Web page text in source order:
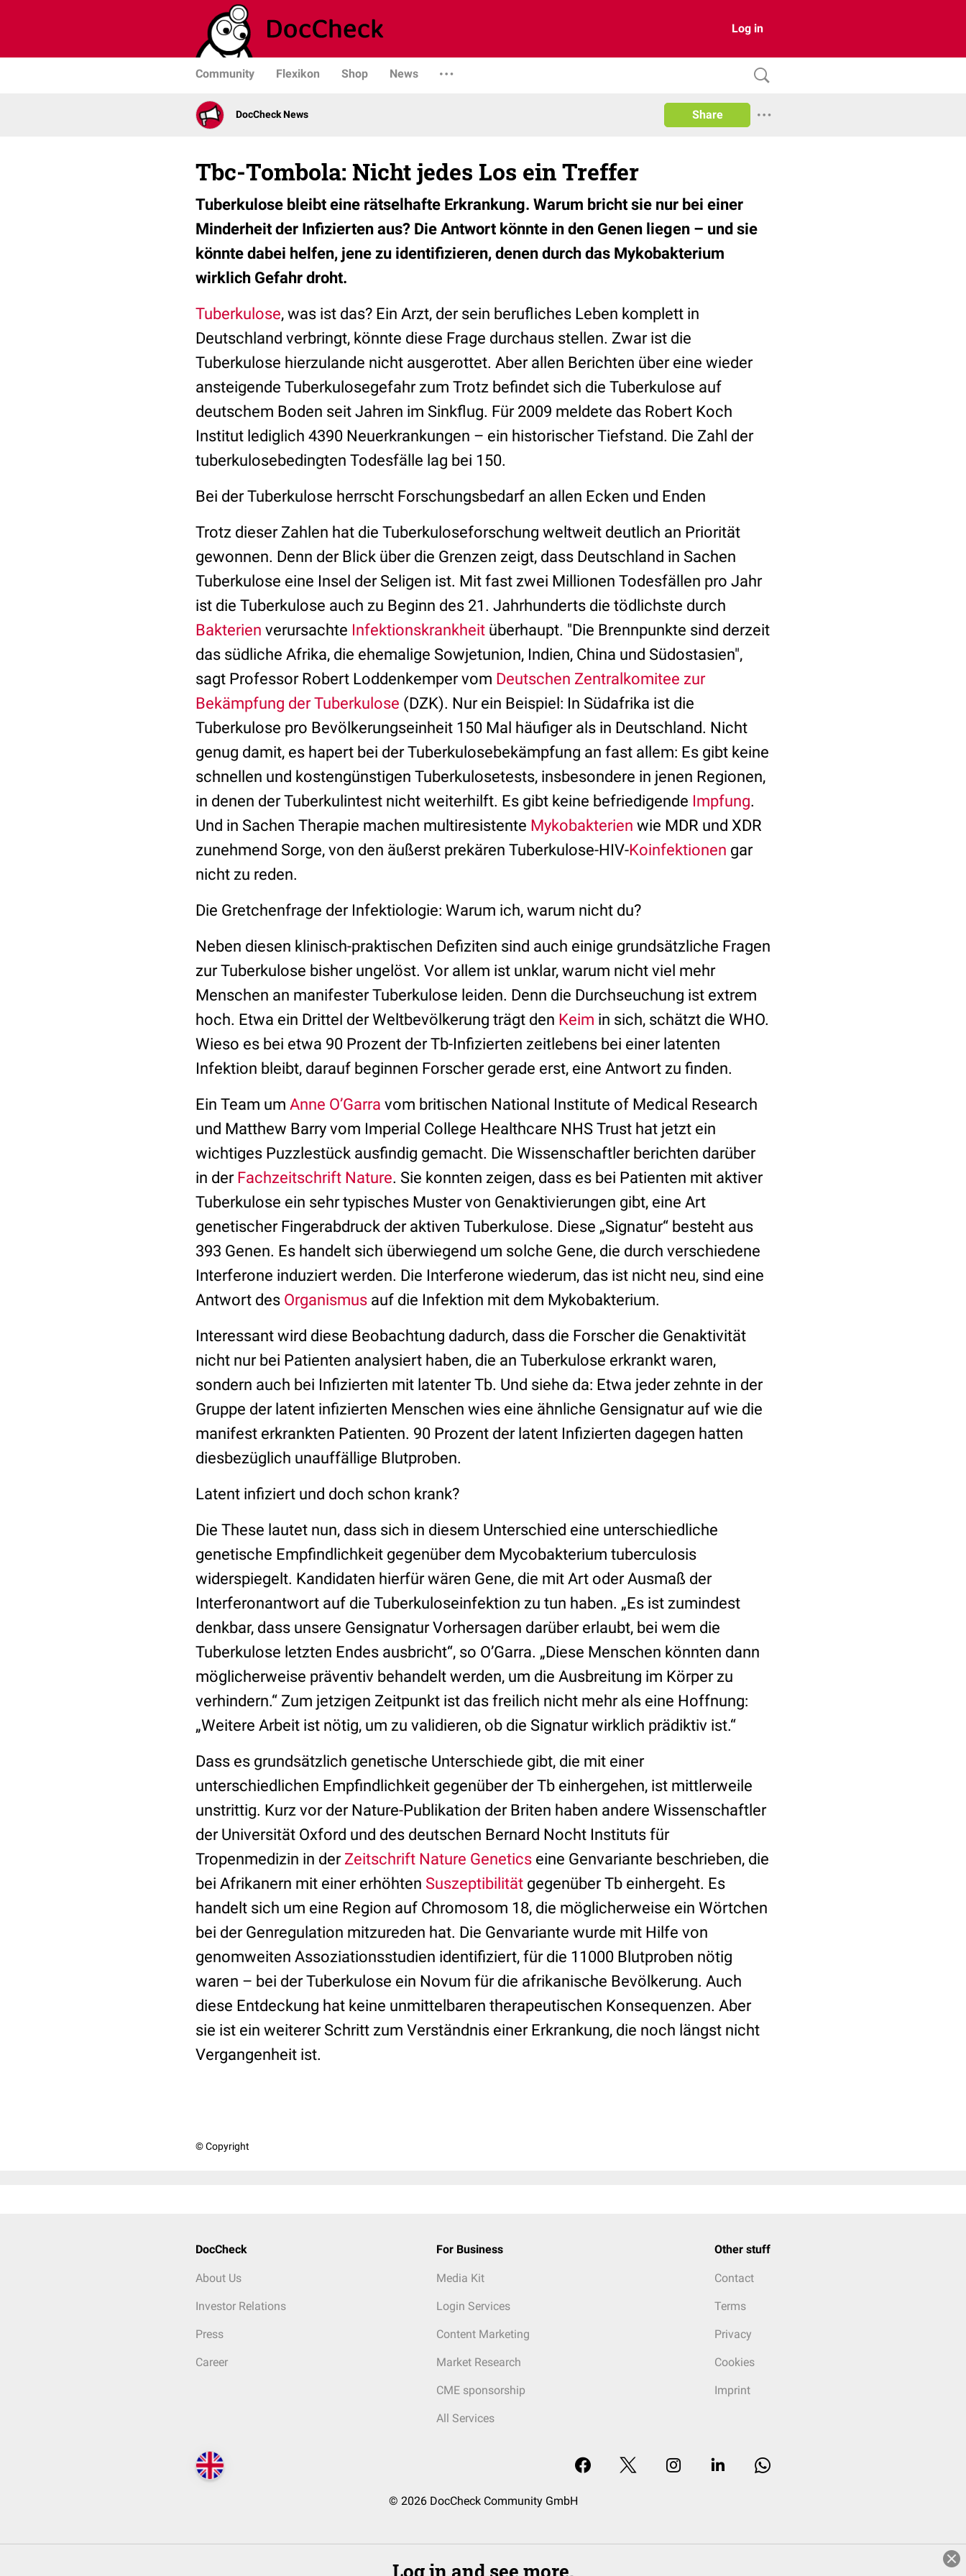
Log in
Community Flexikon Shop News
DocCheck News Share
Tbc-Tombola: Nicht jedes Los ein Treffer
Tuberkulose bleibt eine rätselhafte Erkrankung. Warum bricht sie nur bei einer
Minderheit der Infizierten aus? Die Antwort könnte in den Genen liegen – und sie
könnte dabei helfen, jene zu identifizieren, denen durch das Mykobakterium
wirklich Gefahr droht.
Tuberkulose, was ist das? Ein Arzt, der sein berufliches Leben komplett in
Deutschland verbringt, könnte diese Frage durchaus stellen. Zwar ist die
Tuberkulose hierzulande nicht ausgerottet. Aber allen Berichten über eine wieder
ansteigende Tuberkulosegefahr zum Trotz befindet sich die Tuberkulose auf
deutschem Boden seit Jahren im Sinkflug. Für 2009 meldete das Robert Koch
Institut lediglich 4390 Neuerkrankungen – ein historischer Tiefstand. Die Zahl der
tuberkulosebedingten Todesfälle lag bei 150.
Bei der Tuberkulose herrscht Forschungsbedarf an allen Ecken und Enden
Trotz dieser Zahlen hat die Tuberkuloseforschung weltweit deutlich an Priorität
gewonnen. Denn der Blick über die Grenzen zeigt, dass Deutschland in Sachen
Tuberkulose eine Insel der Seligen ist. Mit fast zwei Millionen Todesfällen pro Jahr
ist die Tuberkulose auch zu Beginn des 21. Jahrhunderts die tödlichste durch
Bakterien verursachte Infektionskrankheit überhaupt. "Die Brennpunkte sind derzeit
das südliche Afrika, die ehemalige Sowjetunion, Indien, China und Südostasien",
sagt Professor Robert Loddenkemper vom Deutschen Zentralkomitee zur
Bekämpfung der Tuberkulose (DZK). Nur ein Beispiel: In Südafrika ist die
Tuberkulose pro Bevölkerungseinheit 150 Mal häufiger als in Deutschland. Nicht
genug damit, es hapert bei der Tuberkulosebekämpfung an fast allem: Es gibt keine
schnellen und kostengünstigen Tuberkulosetests, insbesondere in jenen Regionen,
in denen der Tuberkulintest nicht weiterhilft. Es gibt keine befriedigende Impfung.
Und in Sachen Therapie machen multiresistente Mykobakterien wie MDR und XDR
zunehmend Sorge, von den äußerst prekären Tuberkulose-HIV-Koinfektionen gar
nicht zu reden.
Die Gretchenfrage der Infektiologie: Warum ich, warum nicht du?
Neben diesen klinisch-praktischen Defiziten sind auch einige grundsätzliche Fragen
zur Tuberkulose bisher ungelöst. Vor allem ist unklar, warum nicht viel mehr
Menschen an manifester Tuberkulose leiden. Denn die Durchseuchung ist extrem
hoch. Etwa ein Drittel der Weltbevölkerung trägt den Keim in sich, schätzt die WHO.
Wieso es bei etwa 90 Prozent der Tb-Infizierten zeitlebens bei einer latenten
Infektion bleibt, darauf beginnen Forscher gerade erst, eine Antwort zu finden.
Ein Team um Anne O’Garra vom britischen National Institute of Medical Research
und Matthew Barry vom Imperial College Healthcare NHS Trust hat jetzt ein
wichtiges Puzzlestück ausfindig gemacht. Die Wissenschaftler berichten darüber
in der Fachzeitschrift Nature. Sie konnten zeigen, dass es bei Patienten mit aktiver
Tuberkulose ein sehr typisches Muster von Genaktivierungen gibt, eine Art
genetischer Fingerabdruck der aktiven Tuberkulose. Diese „Signatur“ besteht aus
393 Genen. Es handelt sich überwiegend um solche Gene, die durch verschiedene
Interferone induziert werden. Die Interferone wiederum, das ist nicht neu, sind eine
Antwort des Organismus auf die Infektion mit dem Mykobakterium.
Interessant wird diese Beobachtung dadurch, dass die Forscher die Genaktivität
nicht nur bei Patienten analysiert haben, die an Tuberkulose erkrankt waren,
sondern auch bei Infizierten mit latenter Tb. Und siehe da: Etwa jeder zehnte in der
Gruppe der latent infizierten Menschen wies eine ähnliche Gensignatur auf wie die
manifest erkrankten Patienten. 90 Prozent der latent Infizierten dagegen hatten
diesbezüglich unauffällige Blutproben.
Latent infiziert und doch schon krank?
Die These lautet nun, dass sich in diesem Unterschied eine unterschiedliche
genetische Empfindlichkeit gegenüber dem Mycobakterium tuberculosis
widerspiegelt. Kandidaten hierfür wären Gene, die mit Art oder Ausmaß der
Interferonantwort auf die Tuberkuloseinfektion zu tun haben. „Es ist zumindest
denkbar, dass unsere Gensignatur Vorhersagen darüber erlaubt, bei wem die
Tuberkulose letzten Endes ausbricht“, so O’Garra. „Diese Menschen könnten dann
möglicherweise präventiv behandelt werden, um die Ausbreitung im Körper zu
verhindern.“ Zum jetzigen Zeitpunkt ist das freilich nicht mehr als eine Hoffnung:
„Weitere Arbeit ist nötig, um zu validieren, ob die Signatur wirklich prädiktiv ist.“
Dass es grundsätzlich genetische Unterschiede gibt, die mit einer
unterschiedlichen Empfindlichkeit gegenüber der Tb einhergehen, ist mittlerweile
unstrittig. Kurz vor der Nature-Publikation der Briten haben andere Wissenschaftler
der Universität Oxford und des deutschen Bernard Nocht Instituts für
Tropenmedizin in der Zeitschrift Nature Genetics eine Genvariante beschrieben, die
bei Afrikanern mit einer erhöhten Suszeptibilität gegenüber Tb einhergeht. Es
handelt sich um eine Region auf Chromosom 18, die möglicherweise ein Wörtchen
bei der Genregulation mitzureden hat. Die Genvariante wurde mit Hilfe von
genomweiten Assoziationsstudien identifiziert, für die 11000 Blutproben nötig
waren – bei der Tuberkulose ein Novum für die afrikanische Bevölkerung. Auch
diese Entdeckung hat keine unmittelbaren therapeutischen Konsequenzen. Aber
sie ist ein weiterer Schritt zum Verständnis einer Erkrankung, die noch längst nicht
Vergangenheit ist.
© Copyright
DocCheck
About Us
Investor Relations
Press
Career
For Business
Media Kit
Login Services
Content Marketing
Market Research
CME sponsorship
All Services
Other stuff
Contact
Terms
Privacy
Cookies
Imprint
© 2026 DocCheck Community GmbH
Log in and see more.